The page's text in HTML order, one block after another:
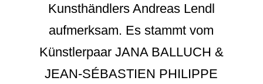
Kunsthändlers Andreas Lendl
aufmerksam. Es stammt vom
Künstlerpaar JANA BALLUCH &
JEAN-SÉBASTIEN PHILIPPE